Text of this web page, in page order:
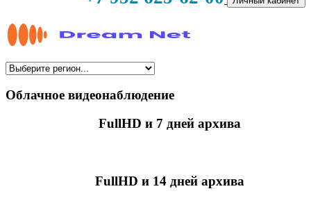
Облачное видеонаблюдение
FullHD и 7 дней архива
FullHD и 14 дней архива